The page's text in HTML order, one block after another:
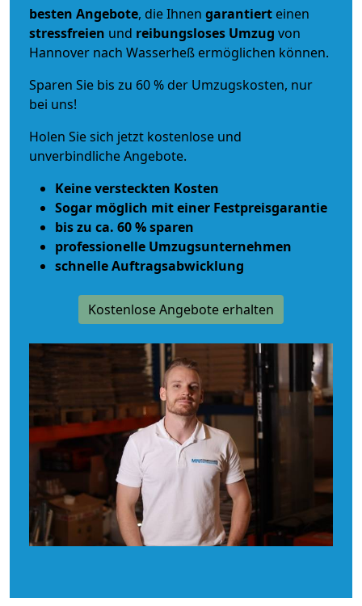
besten Angebote, die Ihnen garantiert einen
stressfreien und reibungsloses Umzug von
Hannover nach Wasserheß ermöglichen können.
Sparen Sie bis zu 60 % der Umzugskosten, nur
bei uns!
Holen Sie sich jetzt kostenlose und
unverbindliche Angebote.
Keine versteckten Kosten
Sogar möglich mit einer Festpreisgarantie
bis zu ca. 60 % sparen
professionelle Umzugsunternehmen
schnelle Auftragsabwicklung
Kostenlose Angebote erhalten